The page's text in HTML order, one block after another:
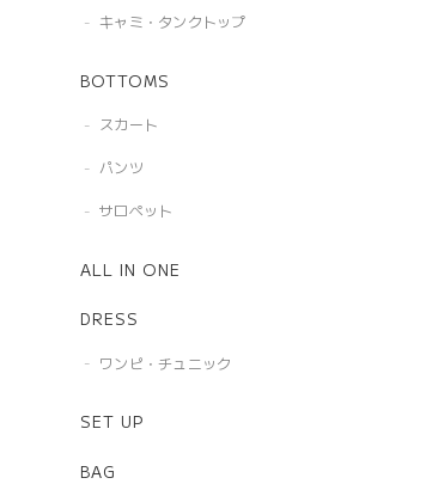
キャミ・タンクトップ
BOTTOMS
スカート
パンツ
サロペット
ALL IN ONE
DRESS
ワンピ・チュニック
SET UP
BAG